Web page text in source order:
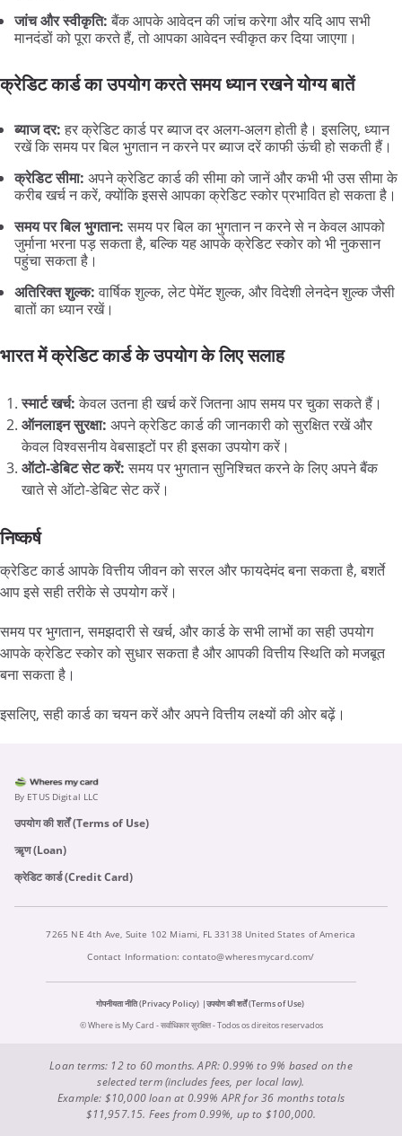
जांच और स्वीकृति: बैंक आपके आवेदन की जांच करेगा और यदि आप सभी
मानदंडों को पूरा करते हैं, तो आपका आवेदन स्वीकृत कर दिया जाएगा।
क्रेडिट कार्ड का उपयोग करते समय ध्यान रखने योग्य बातें
ब्याज दर: हर क्रेडिट कार्ड पर ब्याज दर अलग-अलग होती है। इसलिए, ध्यान
रखें कि समय पर बिल भुगतान न करने पर ब्याज दरें काफी ऊंची हो सकती हैं।
क्रेडिट सीमा: अपने क्रेडिट कार्ड की सीमा को जानें और कभी भी उस सीमा के
करीब खर्च न करें, क्योंकि इससे आपका क्रेडिट स्कोर प्रभावित हो सकता है।
समय पर बिल भुगतान: समय पर बिल का भुगतान न करने से न केवल आपको
जुर्माना भरना पड़ सकता है, बल्कि यह आपके क्रेडिट स्कोर को भी नुकसान
पहुंचा सकता है।
अतिरिक्त शुल्क: वार्षिक शुल्क, लेट पेमेंट शुल्क, और विदेशी लेनदेन शुल्क जैसी
बातों का ध्यान रखें।
भारत में क्रेडिट कार्ड के उपयोग के लिए सलाह
स्मार्ट खर्च: केवल उतना ही खर्च करें जितना आप समय पर चुका सकते हैं।
ऑनलाइन सुरक्षा: अपने क्रेडिट कार्ड की जानकारी को सुरक्षित रखें और
केवल विश्वसनीय वेबसाइटों पर ही इसका उपयोग करें।
ऑटो-डेबिट सेट करें: समय पर भुगतान सुनिश्चित करने के लिए अपने बैंक
खाते से ऑटो-डेबिट सेट करें।
निष्कर्ष
क्रेडिट कार्ड आपके वित्तीय जीवन को सरल और फायदेमंद बना सकता है, बशर्ते
आप इसे सही तरीके से उपयोग करें।
समय पर भुगतान, समझदारी से खर्च, और कार्ड के सभी लाभों का सही उपयोग
आपके क्रेडिट स्कोर को सुधार सकता है और आपकी वित्तीय स्थिति को मजबूत
बना सकता है।
इसलिए, सही कार्ड का चयन करें और अपने वित्तीय लक्ष्यों की ओर बढ़ें।
By ETUS Digital LLC
उपयोग की शर्तें (Terms of Use)
ऋृण (Loan)
क्रेडिट कार्ड (Credit Card)
7265 NE 4th Ave, Suite 102 Miami, FL 33138 United States of America
Contact Information:contato@wheresmycard.com/
गोपनीयता नीति (Privacy Policy)
उपयोग की शर्तें (Terms of Use)
© Where is My Card - सर्वाधिकार सुरक्षित - Todos os direitos reservados
Loan terms: 12 to 60 months. APR: 0.99% to 9% based on the
selected term (includes fees, per local law).
Example: $10,000 loan at 0.99% APR for 36 months totals
$11,957.15. Fees from 0.99%, up to $100,000.